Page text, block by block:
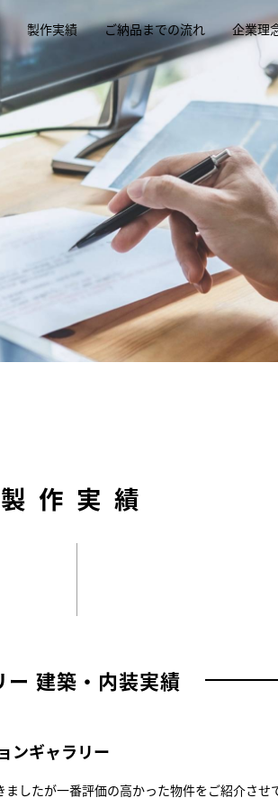
製作実績 ご納品までの流れ 企業理
製作実績
ー 建築・内装実績
ンギャラリー
したが一番評価の高かった物件をご紹介させ